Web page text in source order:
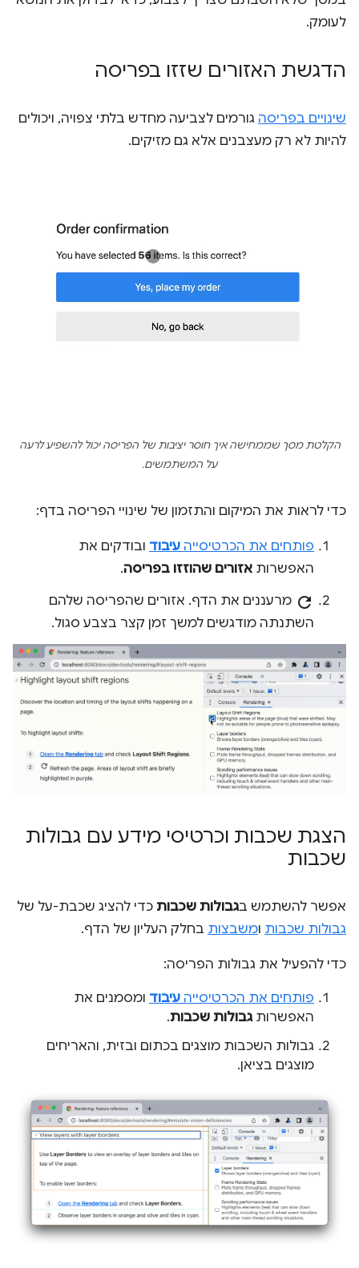
לעומק.
הדגשת האזורים שזזו בפריסה
שינויים בפריסה גורמים לצביעה מחדש בלתי צפויה, ויכולים
להיות לא רק מעצבנים אלא גם מזיקים.
הקלטת מסך שממחישה איך חוסר יציבות של הפריסה יכול להשפיע לרעה
על המשתמשים.
כדי לראות את המיקום והתזמון של שינויי הפריסה בדף:
פותחים את הכרטיסייה עיבוד ובודקים את
האפשרות אזורים שהוזזו בפריסה.
refresh מרעננים את הדף. אזורים שהפריסה שלהם
השתנתה מודגשים למשך זמן קצר בצבע סגול.
הצגת שכבות וכרטיסי מידע עם גבולות
שכבות
אפשר להשתמש בגבולות שכבות כדי להציג שכבת-על של
גבולות שכבות ומשבצות בחלק העליון של הדף.
כדי להפעיל את גבולות הפריסה:
פותחים את הכרטיסייה עיבוד ומסמנים את
האפשרותגבולות שכבות.
גבולות השכבות מוצגים בכתום ובזית, והאריחים
מוצגים בציאן.